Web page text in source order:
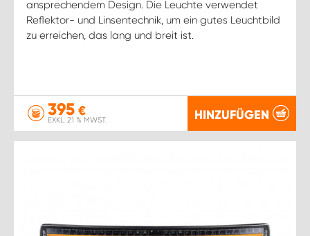
ansprechendem Design. Die Leuchte verwendet
Reflektor- und Linsentechnik, um ein gutes Leuchtbild
zu erreichen, das lang und breit ist.
395 €
EXKL. 21 % MWST. HINZUFÜGEN